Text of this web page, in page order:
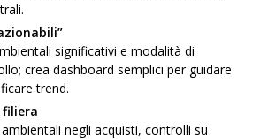
significativi e modalità di
crea dashboard semplici per guidare
trend.
negli acquisti, controlli su